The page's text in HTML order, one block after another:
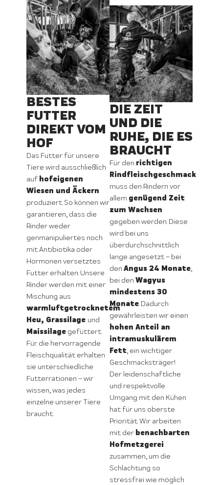
BESTES
FUTTER
DIREKT VOM
HOF
Das Futter für unsere
Tiere wird ausschließlich
auf hofeigenen
Wiesen und Äckern
produziert. So können wir
garantieren, dass die
Rinder weder
genmanipuliertes noch
mit Antibiotika oder
Hormonen versetztes
Futter erhalten. Unsere
Rinder werden mit einer
Mischung aus
warmluftgetrocknetem
Heu, Grassilage und
Maissilagegefüttert.
Für die hervorragende
Fleischqualität erhalten
sie unterschiedliche
Futterrationen – wir
wissen, was jedes
einzelne unserer Tiere
braucht.
DIE ZEIT
UND DIE
RUHE, DIE ES
BRAUCHT
Für den richtigen
Rindfleischgeschmack
muss den Rindern vor
allem genügend Zeit
zum Wachsen
gegeben werden. Diese
wird bei uns
überdurchschnittlich
lange angesetzt – bei
den Angus 24 Monate,
bei den Wagyus
mindestens 30
Monate. Dadurch
gewährleisten wir einen
hohen Anteil an
intramuskulärem
Fett, ein wichtiger
Geschmacksträger!
Der leidenschaftliche
und respektvolle
Umgang mit den Kühen
hat für uns oberste
Priorität. Wir arbeiten
mit der benachbarten
Hofmetzgerei
zusammen, um die
Schlachtung so
stressfrei wie möglich